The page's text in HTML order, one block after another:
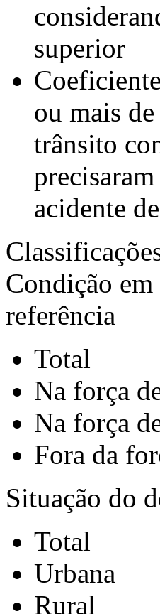
superior
ou mais
trânsito
acidente
Condição em
referência
Total
Na força
Na força
Fora da
Situação do
Total
Urbana
Rural